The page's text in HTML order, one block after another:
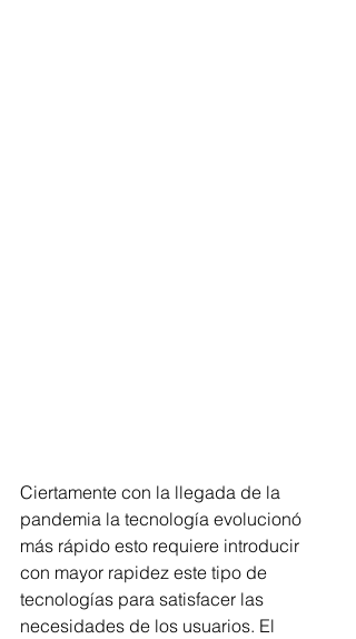
Ciertamente con la llegada de la
pandemia la tecnología evolucionó
más rápido esto requiere introducir
con mayor rapidez este tipo de
tecnologías para satisfacer las
necesidades de los usuarios. El